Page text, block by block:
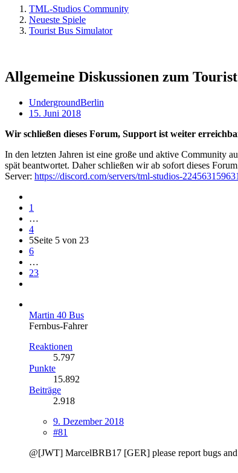
TML-Studios Community
Neueste Spiele
Tourist Bus Simulator
Allgemeine Diskussionen zum
UndergroundBerlin
15. Juni 2018
Wir schließen dieses Forum, Support ist weiter
In den letzten Jahren ist eine große und aktive Community
spät beantwortet. Daher schließen wir ab sofort dieses
Server: https://discord.com/servers/tml-studios-
1
…
4
5Seite 5 von 23
6
…
23
Martin 40 Bus
Fernbus-Fahrer
Reaktionen
5.797
Punkte
15.892
Beiträge
2.918
9. Dezember 2018
#81
@[JWT] MarcelBRB17 [GER] please report bugs